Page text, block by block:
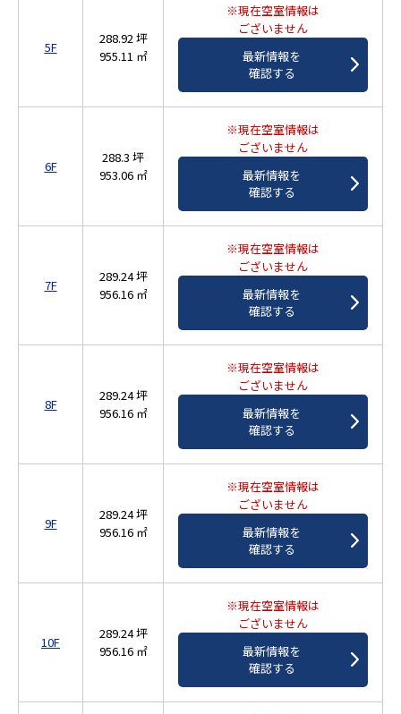
5F
288.92 坪
955.11 ㎡
※現在空室情報は
ございません
最新情報を
確認する
6F
288.3 坪
953.06 ㎡
※現在空室情報は
ございません
最新情報を
確認する
7F
289.24 坪
956.16 ㎡
※現在空室情報は
ございません
最新情報を
確認する
8F
289.24 坪
956.16 ㎡
※現在空室情報は
ございません
最新情報を
確認する
9F
289.24 坪
956.16 ㎡
※現在空室情報は
ございません
最新情報を
確認する
10F
289.24 坪
956.16 ㎡
※現在空室情報は
ございません
最新情報を
確認する